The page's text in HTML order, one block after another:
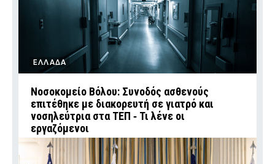
ΕΛΛΑΔΑ
Νοσοκομείο Βόλου: Συνοδός ασθενούς
επιτέθηκε με διακορευτή σε γιατρό και
νοσηλεύτρια στα ΤΕΠ ‑ Τι λένε οι
εργαζόμενοι